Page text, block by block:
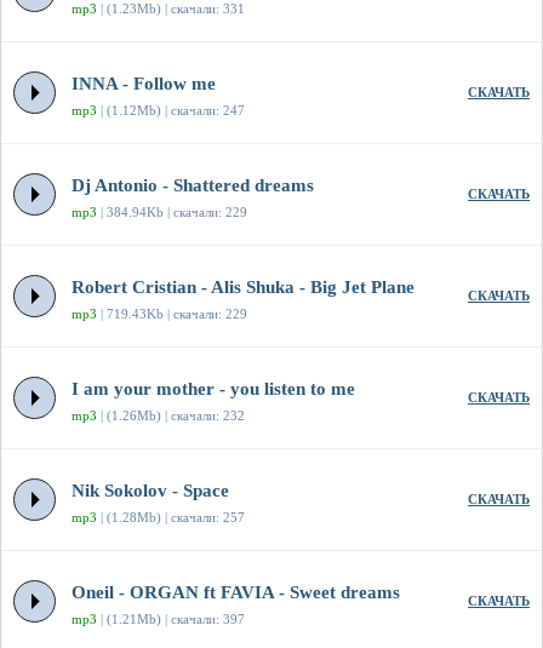
mp3 | (1.23Mb) | скачали: 331
INNA - Follow me
mp3 | (1.12Mb) | скачали: 247
СКАЧАТЬ
Dj Antonio - Shattered dreams
mp3 | 384.94Kb | скачали: 229
СКАЧАТЬ
Robert Cristian - Alis Shuka - Big Jet Plane
mp3 | 719.43Kb | скачали: 229
СКАЧАТЬ
I am your mother - you listen to me
mp3 | (1.26Mb) | скачали: 232
СКАЧАТЬ
Nik Sokolov - Space
mp3 | (1.28Mb) | скачали: 257
СКАЧАТЬ
Oneil - ORGAN ft FAVIA - Sweet dreams
mp3 | (1.21Mb) | скачали: 397
СКАЧАТЬ